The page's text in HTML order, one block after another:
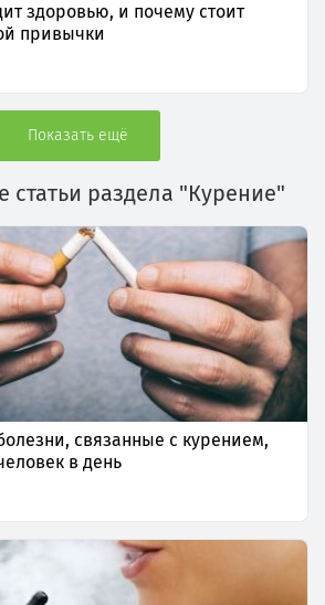
здоровью, и почему стоит
привычки
Показать ещё
статьи раздела "Курение"
связанные с курением,
в день